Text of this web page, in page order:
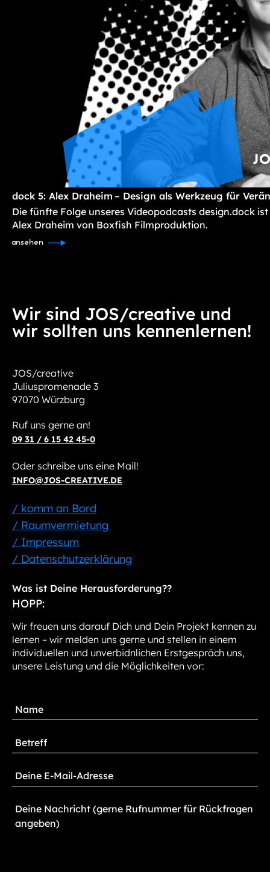
dock 5: Alex Draheim – Design als Werkzeug für
Die fünfte Folge unseres Videopodcasts design.dock
Alex Draheim von Boxfish Filmproduktion.
ansehen
Wir sind JOS/creative und
wir sollten uns kennenlernen!
JOS/creative
Juliuspromenade 3
97070 Würzburg
Ruf uns gerne an!
09 31 / 6 15 42 45-0
Oder schreibe uns eine Mail!
INFO@JOS-CREATIVE.DE
/ komm an Bord
/ Raumvermietung
/ Impressum
/ Datenschutzerklärung
Was ist Deine Herausforderung??
HOPP:
Wir freuen uns darauf Dich und Dein Projekt kennen zu
lernen – wir melden uns gerne und stellen in einem
individuellen und unverbidnlichen Erstgespräch uns,
unsere Leistung und die Möglichkeiten vor: